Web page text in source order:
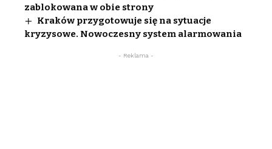
zablokowana w obie strony
Kraków przygotowuje się na sytuacje
kryzysowe. Nowoczesny system alarmowania
- Reklama -